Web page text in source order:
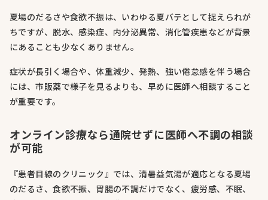
夏場のだるさや食欲不振は、いわゆる夏バテとして捉えられが
ちですが、脱水、感染症、内分泌異常、消化管疾患などが背景
にあることも少なくありません。
症状が長引く場合や、体重減少、発熱、強い倦怠感を伴う場合
には、市販薬で様子を見るよりも、早めに医師へ相談すること
が重要です。
オンライン診療なら通院せずに医師へ不調の相談
が可能
『患者目線のクリニック』では、清暑益気湯が適応となる夏場
のだるさ、食欲不振、胃腸の不調だけでなく、疲労感、不眠、